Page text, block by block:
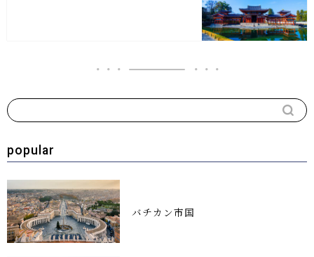
popular
バチカン市国